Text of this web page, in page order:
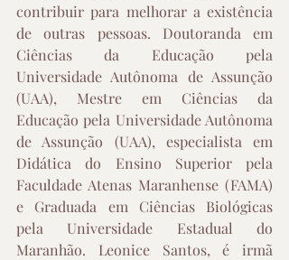
contribuir para melhorar a existência
de outras pessoas. Doutoranda em
Ciências da Educação pela
Universidade Autônoma de Assunção
(UAA), Mestre em Ciências da
Educação pela Universidade Autônoma
de Assunção (UAA), especialista em
Didática do Ensino Superior pela
Faculdade Atenas Maranhense (FAMA)
e Graduada em Ciências Biológicas
pela Universidade Estadual do
Maranhão. Leonice Santos, é irmã